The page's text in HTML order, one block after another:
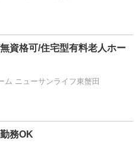
資格可/住宅型有料老人ホー
ム ニューサンライフ東蟹田
務OK